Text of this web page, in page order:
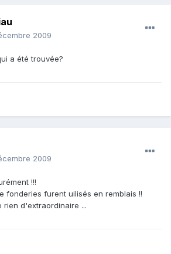
2009
a été trouvée?
2009
!!!
fonderies furent uilisés en remblais !!
d'extraordinaire ...